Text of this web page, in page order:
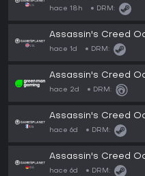
hace 18h DRM:
Assassin's Creed
hace 1d DRM:
Assassin's Creed
hace 2d DRM:
Assassin's Creed
hace 6d DRM:
Assassin's Creed
hace 6d DRM: